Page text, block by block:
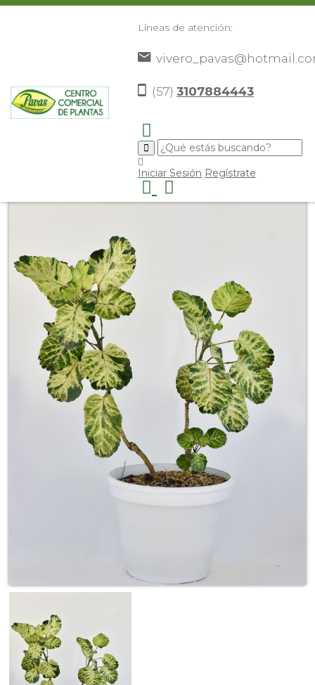
Líneas de atención:
(57) 3107884443
Iniciar Sesión Regístrate
Plantas> Plantas De Interior>Falsa